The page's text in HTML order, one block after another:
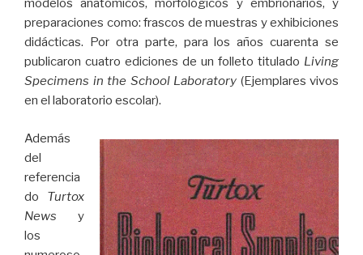
modelos anatómicos, morfológicos y embrionarios, y
preparaciones como: frascos de muestras y exhibiciones
didácticas. Por otra parte, para los años cuarenta se
publicaron cuatro ediciones de un folleto titulado Living
Specimens in the School Laboratory (Ejemplares vivos
en el laboratorio escolar).
Además
del
referencia
do Turtox
News y
los